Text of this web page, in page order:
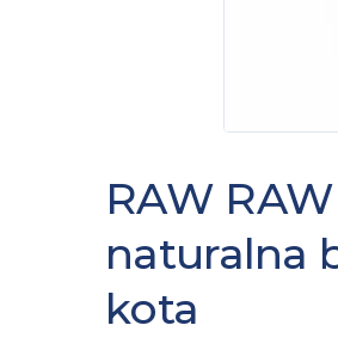
RAW
naturalna
kota